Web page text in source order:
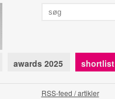
awards 2025 shortlist
RSS-feed / artikler